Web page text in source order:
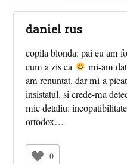
daniel rus
copila blonda: pai eu am
cum a zis ea
mi-am
am renuntat. dar mi-a
insistatul. si crede-ma
mic detaliu:
ortodox…
0